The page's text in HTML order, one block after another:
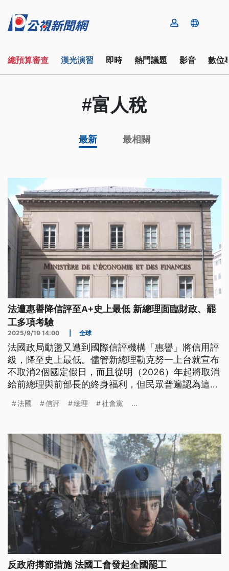
總預算審查 漢光演習 即時 熱門議題 影音 數位
#富人稅
最新 最相關
法遭惠譽降信評至A+史上最低 新總理面臨財政、罷
工多項考驗
2025/9/19 14:00 全球
法國政局動盪又遭到國際信評機構「惠譽」將信用評
級，降至史上最低。儘管新總理勒克努一上台就宣布
不取消2個國定假日，而且從明（2026）年起將取消
給前總理與前部長的終身福利，但民眾普遍認為這只
法國 信評 總理 社會黨 ...
反政府撙節措施 法國工會發起全國罷工